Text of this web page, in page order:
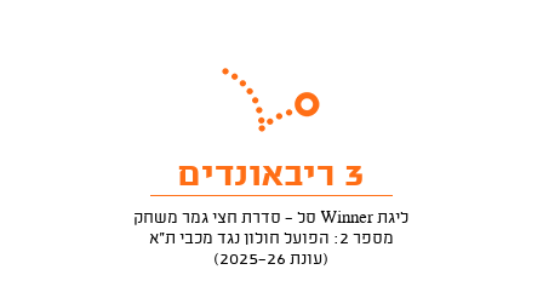
3 ריבאונדים
ליגת Winner סל - סדרת חצי גמר משחק
מספר 2: הפועל חולון נגד מכבי ת"א
(עונת 2025-26)